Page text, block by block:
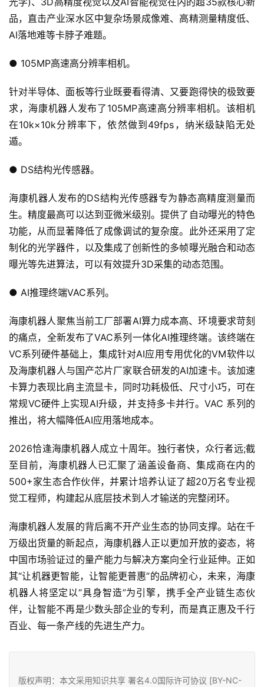
品，直击产业深水区中复杂场景成像难、高精测量精度低、
AI落地难等卡脖子难题。
● 105MP高速高分辨率相机。
针对半导体、面板等行业既要看得清、又要跑得快的极致要
求，海康机器人发布了105MP高速高分辨率相机。该相机
在10k×10k分辨率下，依然做到49fps，纳米级缺陷无处
遁。
● DS结构光传感器。
海康机器人发布的DS结构光传感器专为静态高精度测量而
生。精度最高可以达到亚微米级别。提供了自动曝光的特色
功能，从而显著降低了成像调试的复杂度。此外还采用了定
制化的光学器件，以及集成了创新性的多帧曝光融合和动态
曝光等先进算法，可以有效提升3D采集的动态范围。
● AI推理终端VAC系列。
海康机器人聚焦当前工厂部署AI算力成本高、环境要求苛刻
的痛点，全新发布了VAC系列一体化AI推理终端。该终端在
VC系列硬件基础上，集成针对AI应用专用优化的VM软件以
及海康机器人与国产芯片厂家联合研发的AI加速卡。该加速
卡算力表现比肩主流显卡，同时功耗极低、尺寸小巧，可在
常规VC硬件上实现AI升级，并支持多卡并行。VAC 系列的
推出，将大幅降低AI应用落地成本。
2026恰逢海康机器人成立十周年。独行者快，众行者远;截
至目前，海康机器人已汇聚了涵盖设备商、集成商在内的
500+家生态合作伙伴，并累计培养认证了超20万名专业视
觉工程师，构建起从底层技术到人才输送的完整闭环。
海康机器人发展的背后离不开产业生态的协同支撑。站在千
万级出货量的新起点，海康机器人正以更加开放的姿态，将
中国市场验证过的量产能力与解决方案向全行业延伸。正如
其“让机器更智能，让智能更普惠”的品牌初心，未来，海康
机器人将坚定以“具身智造”为引擎，携手全产业链生态伙
伴，让智能不再是少数头部企业的专利，而是真正惠及千行
百业、每一条产线的先进生产力。
版权声明：本文采用知识共享 署名4.0国际许可协议 [BY-NC-